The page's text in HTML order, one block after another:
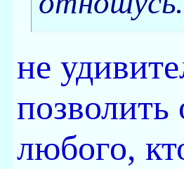
не
позволить
любого,